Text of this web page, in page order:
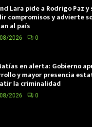
Lara pide a Rodrigo Paz
compromisos y advierte
al país
2026 0
en alerta: Gobierno
y mayor presencia
la criminalidad
2026 0